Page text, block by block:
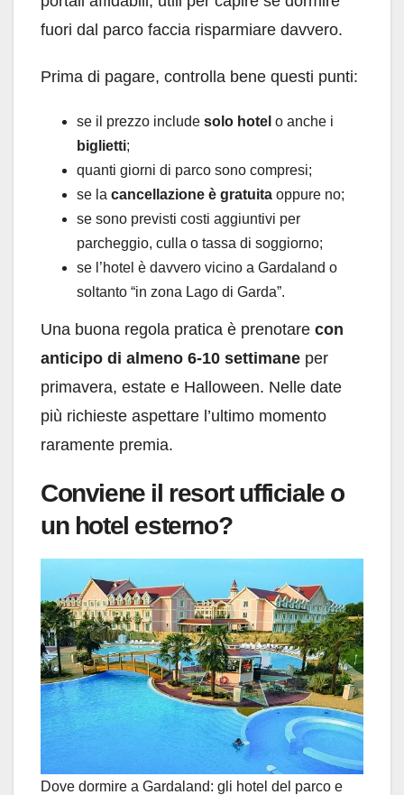
fuori dal parco faccia risparmiare davvero.
Prima di pagare, controlla bene questi punti:
se il prezzo include solo hotel o anche i
biglietti;
quanti giorni di parco sono compresi;
se la cancellazione è gratuita oppure no;
se sono previsti costi aggiuntivi per
parcheggio, culla o tassa di soggiorno;
se l’hotel è davvero vicino a Gardaland o
soltanto “in zona Lago di Garda”.
Una buona regola pratica è prenotare con
anticipo di almeno 6-10 settimane per
primavera, estate e Halloween. Nelle date
più richieste aspettare l’ultimo momento
raramente premia.
Conviene il resort ufficiale o
un hotel esterno?
Dove dormire a Gardaland: gli hotel del parco e